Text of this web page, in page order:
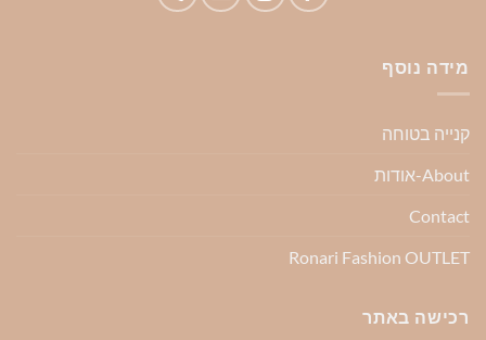
מידה נוסף
קנייה בטוחה
About-אודות
Contact
Ronari Fashion OUTLET
רכישה באתר